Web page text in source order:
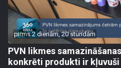
pirms 2 dienām, 20 stundām
PVN likmes
konkrēti produkti ir